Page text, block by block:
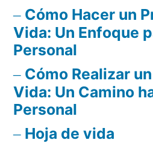
Cómo Hacer un
Vida: Un Enfoque
Personal
Cómo Realizar
Vida: Un Camino
Personal
Hoja de vida